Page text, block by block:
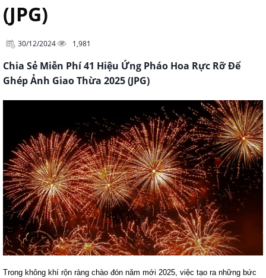
(JPG)
30/12/2024 1,981
Chia Sẻ Miễn Phí 41 Hiệu Ứng Pháo Hoa Rực Rỡ Để
Ghép Ảnh Giao Thừa 2025 (JPG)
Trong không khí rộn ràng chào đón năm mới 2025, việc tạo ra những bức